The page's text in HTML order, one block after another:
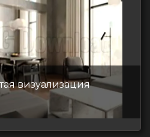
визуализация